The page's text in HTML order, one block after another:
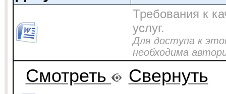
Требования к
услуг.
Для доступа к
необходима
Cмотреть Свернуть